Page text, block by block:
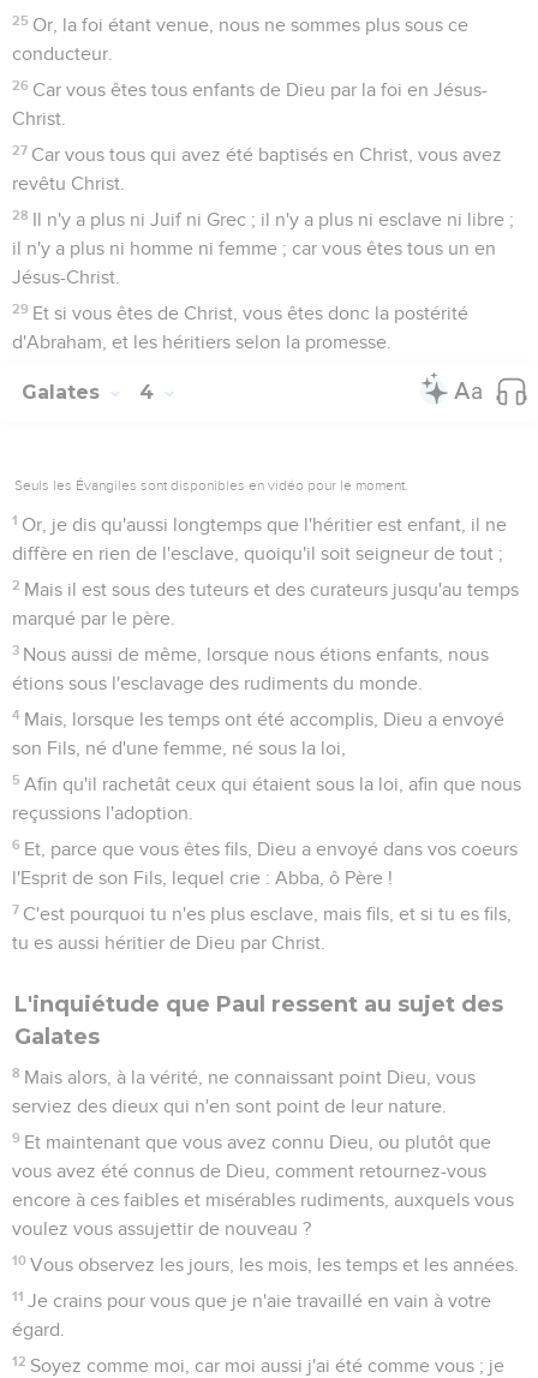
25 Or, la foi étant venue, nous ne sommes plus sous ce
conducteur.
26 Car vous êtes tous enfants de Dieu par la foi en Jésus-
Christ.
27 Car vous tous qui avez été baptisés en Christ, vous avez
revêtu Christ.
28 Il n'y a plus ni Juif ni Grec ; il n'y a plus ni esclave ni libre ;
il n'y a plus ni homme ni femme ; car vous êtes tous un en
Jésus-Christ.
29 Et si vous êtes de Christ, vous êtes donc la postérité
d'Abraham, et les héritiers selon la promesse.
Galates 4
Seuls les Évangiles sont disponibles en vidéo pour le moment.
1 Or, je dis qu'aussi longtemps que l'héritier est enfant, il ne
diffère en rien de l'esclave, quoiqu'il soit seigneur de tout ;
2 Mais il est sous des tuteurs et des curateurs jusqu'au temps
marqué par le père.
3 Nous aussi de même, lorsque nous étions enfants, nous
étions sous l'esclavage des rudiments du monde.
4 Mais, lorsque les temps ont été accomplis, Dieu a envoyé
son Fils, né d'une femme, né sous la loi,
5 Afin qu'il rachetât ceux qui étaient sous la loi, afin que nous
reçussions l'adoption.
6 Et, parce que vous êtes fils, Dieu a envoyé dans vos coeurs
l'Esprit de son Fils, lequel crie : Abba, ô Père !
7 C'est pourquoi tu n'es plus esclave, mais fils, et si tu es fils,
tu es aussi héritier de Dieu par Christ.
L'inquiétude que Paul ressent au sujet des
Galates
8 Mais alors, à la vérité, ne connaissant point Dieu, vous
serviez des dieux qui n'en sont point de leur nature.
9 Et maintenant que vous avez connu Dieu, ou plutôt que
vous avez été connus de Dieu, comment retournez-vous
encore à ces faibles et misérables rudiments, auxquels vous
voulez vous assujettir de nouveau ?
10 Vous observez les jours, les mois, les temps et les années.
11 Je crains pour vous que je n'aie travaillé en vain à votre
égard.
12 Soyez comme moi, car moi aussi j'ai été comme vous ; je